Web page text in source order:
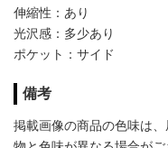
伸縮性：あり
光沢感：多少あり
ポケット：サイド
備考
掲載画像の商品の色味は